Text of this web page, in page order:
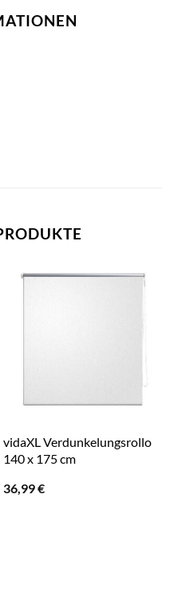
vidaXL Verdunkelungsrollo
140 x 175 cm
36,99€